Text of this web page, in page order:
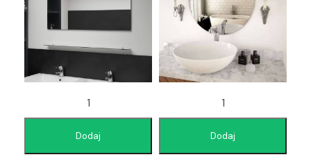
Dodaj Dodaj